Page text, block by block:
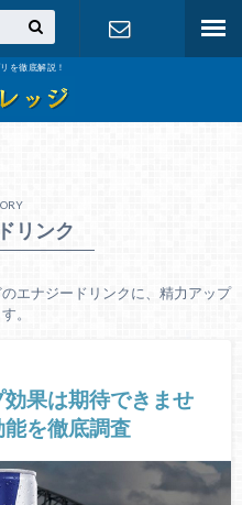
を徹底解説！
リンク
エナジードリンクに、精力アップ
。
果は期待できませ
を徹底調査